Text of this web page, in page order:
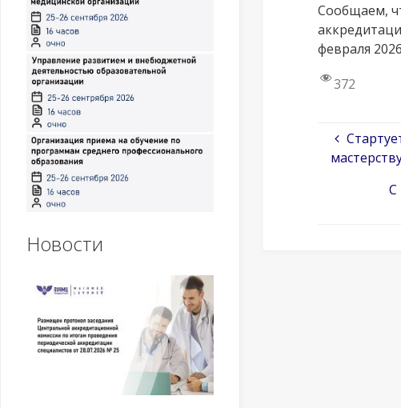
Сообщаем,
февраля
372
С
Новости